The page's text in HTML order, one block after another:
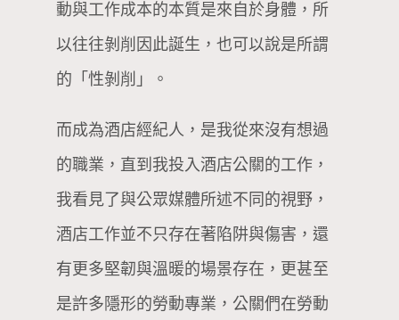
動與工作成本的本質是來自於身體，所
以往往剝削因此誕生，也可以說是所謂
的「性剝削」。
而成為酒店經紀人，是我從來沒有想過
的職業，直到我投入酒店公關的工作，
我看見了與公眾媒體所述不同的視野，
酒店工作並不只存在著陷阱與傷害，還
有更多堅韌與溫暖的場景存在，更甚至
是許多隱形的勞動專業，公關們在勞動